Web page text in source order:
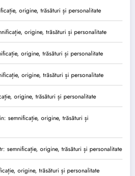
origine, trăsături și personalitate
origine, trăsături și personalitate
origine, trăsături și personalitate
origine, trăsături și personalitate
origine, trăsături și personalitate
semnificație, origine, trăsături și
semnificație, origine, trăsături și personalitate
origine, trăsături și personalitate